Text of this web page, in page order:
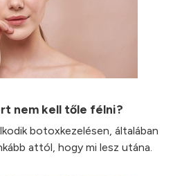
nem kell tőle félni?
botoxkezelésen, általában
attól, hogy mi lesz utána.